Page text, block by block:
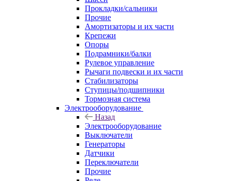
Прокладки/сальники
Прочие
Амортизаторы и их части
Крепежи
Опоры
Подрамники/балки
Рулевое управление
Рычаги подвески и их части
Стабилизаторы
Ступицы/подшипники
Тормозная система
Электрооборудование
Назад
Электрооборудование
Выключатели
Генераторы
Датчики
Переключатели
Прочие